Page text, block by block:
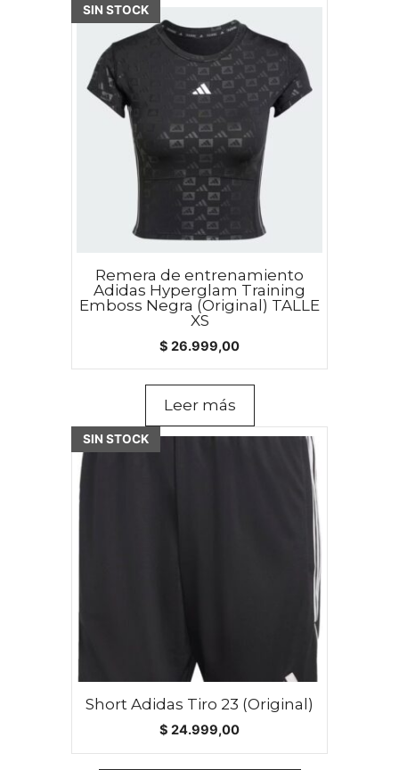
SIN STOCK
Remera de entrenamiento
Adidas Hyperglam Training
Emboss Negra (Original) TALLE
XS
$ 26.999,00
Leer más
SIN STOCK
Short Adidas Tiro 23 (Original)
$ 24.999,00
Este
producto
tiene
múltiples
pueden
en
la
página